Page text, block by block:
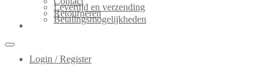
Levertijd en verzending
Retourneren
Betalingsmogelijkheden
Login / Register